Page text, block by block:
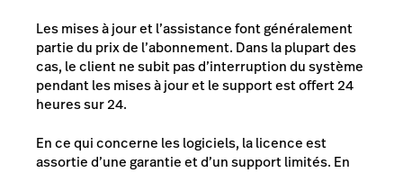
Les mises à jour et l’assistance font généralement
partie du prix de l’abonnement. Dans la plupart des
cas, le client ne subit pas d’interruption du système
pendant les mises à jour et le support est offert 24
heures sur 24.
En ce qui concerne les logiciels, la licence est
assortie d’une garantie et d’un support limités. En